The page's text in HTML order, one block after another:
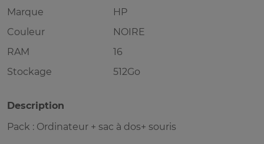
Marque
HP
Couleur
NOIRE
RAM
16
Stockage
512Go
Description
Pack : Ordinateur + sac à dos+ souris